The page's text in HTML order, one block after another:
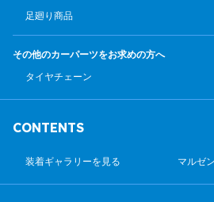
足廻り商品
その他のカーパーツをお求めの方へ
タイヤチェーン
CONTENTS
装着ギャラリーを見る マルゼ